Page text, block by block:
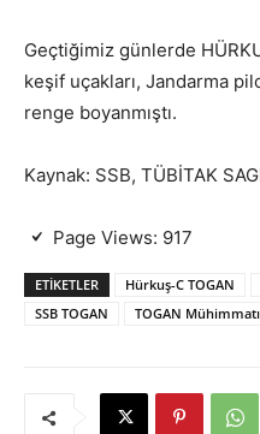
Geçtiğimiz günlerde
keşif uçakları, Jandarma
renge boyanmıştı.
Kaynak: SSB, TÜBİTAK
Page Views: 917
ETIKETLER Hürkuş-C TOGAN
SSB TOGAN
TOGAN Mühimmatı